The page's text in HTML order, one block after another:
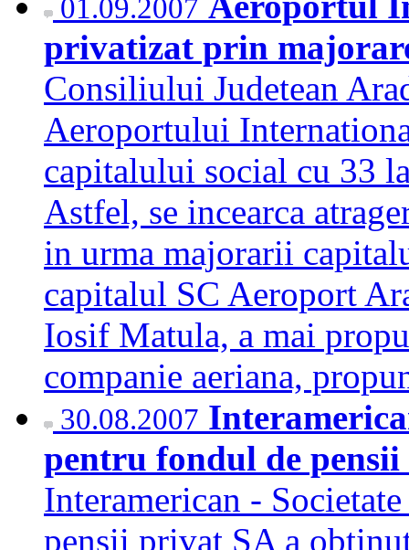
01.09.2007
privatizat prin
Consiliului Judetean
Aeroportului
capitalului social cu 33
Astfel, se incearca
in urma majorarii
capitalul SC Aeroport
Iosif Matula, a mai
companie aeriana,
30.08.2007
pentru fondul de
Interamerican -
pensii privat SA a